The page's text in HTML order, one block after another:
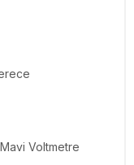
Voltmetre